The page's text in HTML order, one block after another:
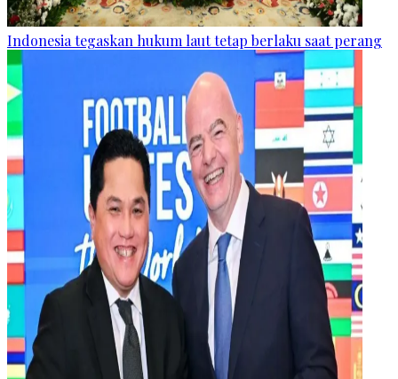
Indonesia tegaskan hukum laut tetap berlaku saat perang